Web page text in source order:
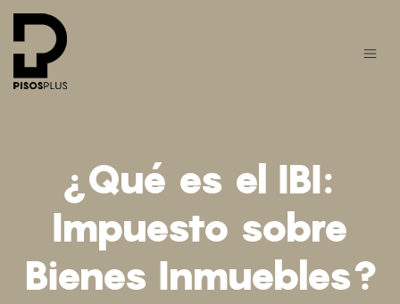
¿Qué es el IBI:
Impuesto sobre
Bienes Inmuebles?